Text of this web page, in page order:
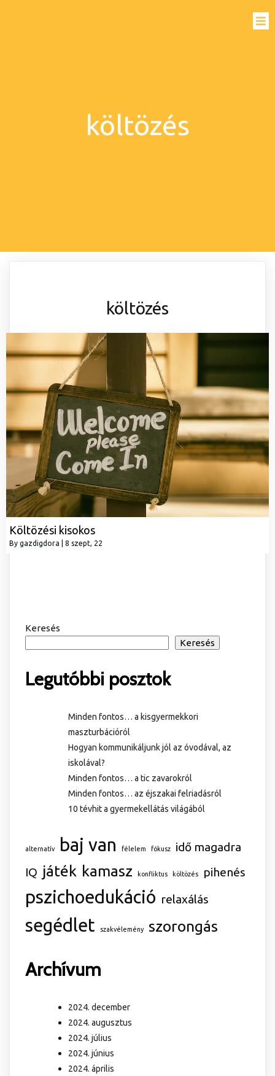
költözés
költözés
Költözési kisokos
By gazdigdora 8 szept, 22
Keresés
Keresés
Legutóbbi posztok
Minden fontos… a kisgyermekkori
maszturbációról
Hogyan kommunikáljunk jól az óvodával, az
iskolával?
Minden fontos… a tic zavarokról
Minden fontos… az éjszakai felriadásról
10 tévhit a gyermekellátás világából
alternatív baj van félelem fókusz
idő magadra
IQ játék kamasz konfliktus költözés pihenés
pszichoedukáció relaxálás
segédlet szakvélemény szorongás
Archívum
2024. december
2024. augusztus
2024. július
2024. június
2024. április